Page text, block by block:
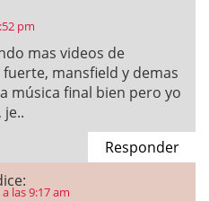
pm
mas videos de
mansfield y demas
música final bien pero yo
je..
Responder
las 9:17 am